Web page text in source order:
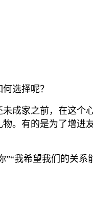
选择呢？
成家之前，在这个
。有的是为了增进
我希望我们的关系